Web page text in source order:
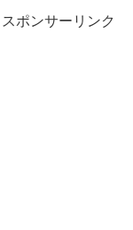
スポンサーリンク